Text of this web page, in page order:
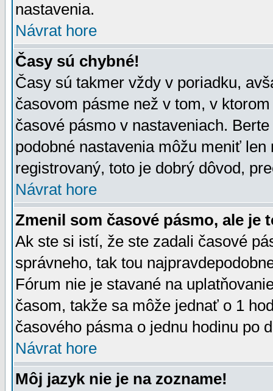
nastavenia.
Návrat hore
Časy sú chybné!
Časy sú takmer vždy v poriadku,
časovom pásme než v tom, v
časové pásmo v nastaveniach.
podobné nastavenia môžu meniť
registrovaný, toto je dobrý dôvod,
Návrat hore
Zmenil som časové pásmo, ale je
Ak ste si istí, že ste zadali časové
správneho, tak tou
Fórum nie je stavané na
časom, takže sa môže jednať o 1
časového pásma o jednu hodinu po
Návrat hore
Môj jazyk nie je na zozname!